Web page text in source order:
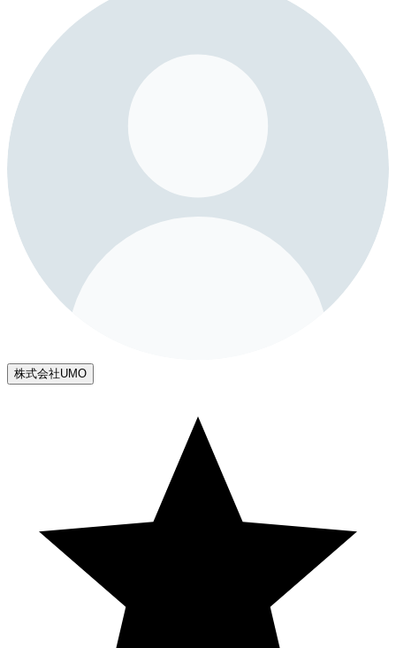
株式会社UMO